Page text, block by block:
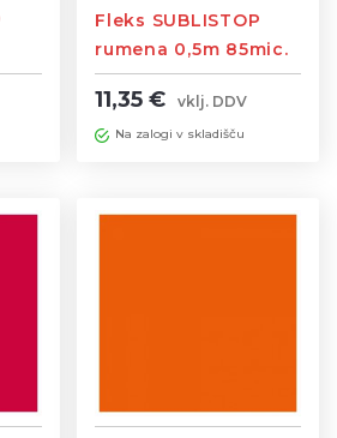
Fleks SUBLISTOP
rumena 0,5m 85mic.
Temperatura
145st./12sek
11,35 € vklj. DDV
Na zalogi v skladišču